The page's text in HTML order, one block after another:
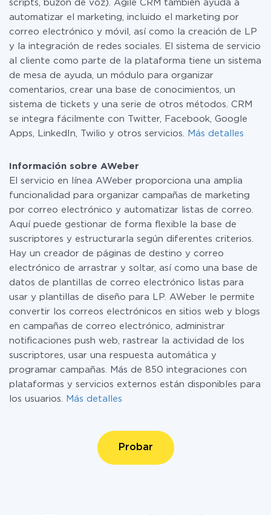
scripts, buzón de voz). Agile CRM también ayuda a
automatizar el marketing, incluido el marketing por
correo electrónico y móvil, así como la creación de LP
y la integración de redes sociales. El sistema de servicio
al cliente como parte de la plataforma tiene un sistema
de mesa de ayuda, un módulo para organizar
comentarios, crear una base de conocimientos, un
sistema de tickets y una serie de otros métodos. CRM
se integra fácilmente con Twitter, Facebook, Google
Apps, LinkedIn, Twilio y otros servicios.
Más detalles
Información sobre AWeber
El servicio en línea AWeber proporciona una amplia
funcionalidad para organizar campañas de marketing
por correo electrónico y automatizar listas de correo.
Aquí puede gestionar de forma flexible la base de
suscriptores y estructurarla según diferentes criterios.
Hay un creador de páginas de destino y correo
electrónico de arrastrar y soltar, así como una base de
datos de plantillas de correo electrónico listas para
usar y plantillas de diseño para LP. AWeber le permite
convertir los correos electrónicos en sitios web y blogs
en campañas de correo electrónico, administrar
notificaciones push web, rastrear la actividad de los
suscriptores, usar una respuesta automática y
programar campañas. Más de 850 integraciones con
plataformas y servicios externos están disponibles para
los usuarios.
Más detalles
Probar